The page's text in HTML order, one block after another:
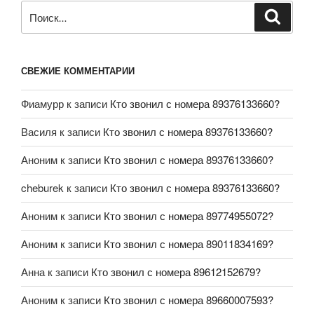
СВЕЖИЕ КОММЕНТАРИИ
Фиамурр к записи Кто звонил с номера 89376133660?
Василя к записи Кто звонил с номера 89376133660?
Аноним к записи Кто звонил с номера 89376133660?
cheburek к записи Кто звонил с номера 89376133660?
Аноним к записи Кто звонил с номера 89774955072?
Аноним к записи Кто звонил с номера 89011834169?
Анна к записи Кто звонил с номера 89612152679?
Аноним к записи Кто звонил с номера 89660007593?